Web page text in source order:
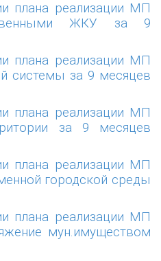
плана реализации МП
ЖКУ за 9
плана реализации МП
системы за 9 месяцев
плана реализации МП
за 9 месяцев
плана реализации МП
городской среды
плана реализации МП
мун.имуществом